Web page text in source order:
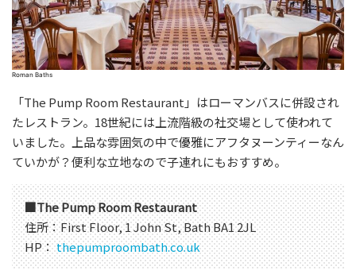
Roman Baths
「The Pump Room Restaurant」はローマンバスに併設され
たレストラン。18世紀には上流階級の社交場として使われて
いました。上品な雰囲気の中で優雅にアフタヌーンティーなん
ていかが？便利な立地なので子連れにもおすすめ。
■The Pump Room Restaurant
住所：First Floor, 1 John St, Bath BA1 2JL
HP：thepumproombath.co.uk